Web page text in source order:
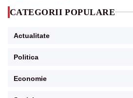
CATEGORII POPULARE
Actualitate
Politica
Economie